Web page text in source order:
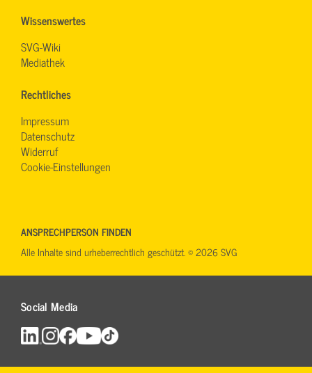
Wissenswertes
SVG-Wiki
Mediathek
Rechtliches
Impressum
Datenschutz
Widerruf
Cookie-Einstellungen
Social Media
ANSPRECHPERSON FINDEN
Alle Inhalte sind urheberrechtlich geschützt. © 2026 SVG